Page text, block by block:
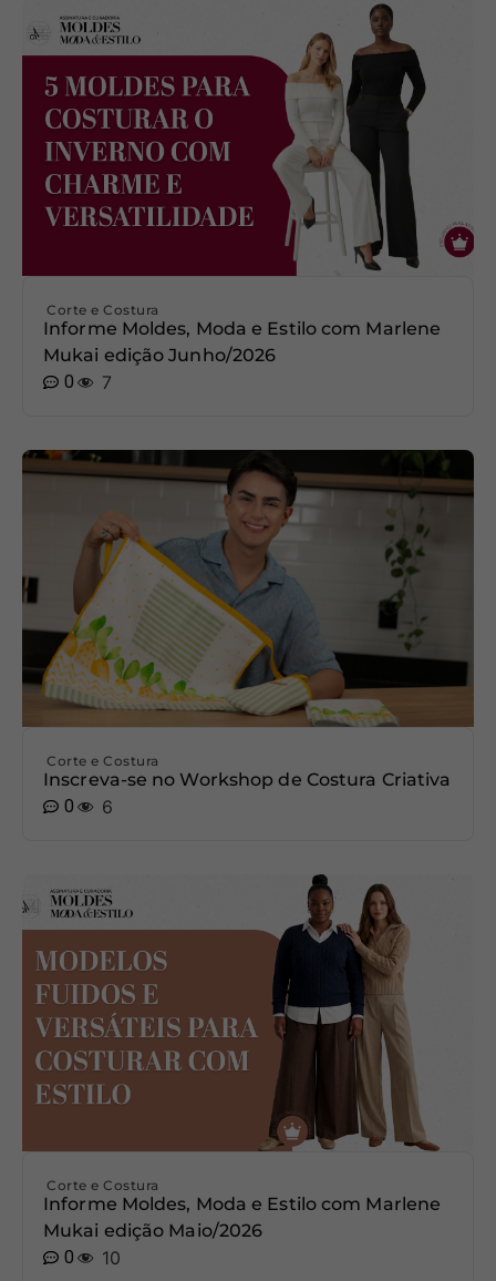
Corte e Costura
Informe Moldes, Moda e Estilo com Marlene
Mukai edição Junho/2026
0
7
Corte e Costura
Inscreva-se no Workshop de Costura Criativa
0
6
Corte e Costura
Informe Moldes, Moda e Estilo com Marlene
Mukai edição Maio/2026
0
10